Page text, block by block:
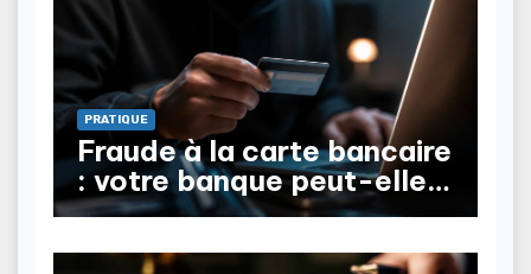
PRATIQUE
Fraude à la carte bancaire
: votre banque peut-elle
vous rembourser ?